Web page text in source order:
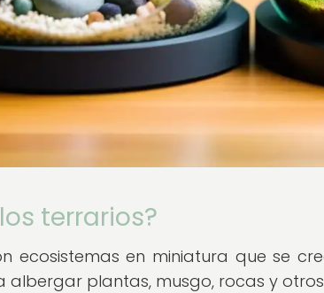
terrarios?
ecosistemas en miniatura que se
plantas, musgo, rocas y